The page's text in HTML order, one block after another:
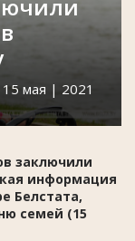
мая | 2021
заключили
информация
Белстата,
семей (15